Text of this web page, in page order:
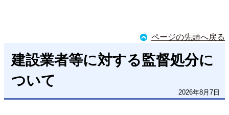
ページの先頭へ戻る
建設業者等に対する監督処分に
ついて
2026年8月7日